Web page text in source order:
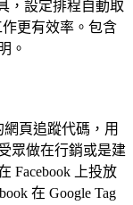
，設定排程自動取
作更有效率。包含
。
網頁追蹤代碼，用
眾做在行銷或是建
Facebook 上投放
在 Google Tag